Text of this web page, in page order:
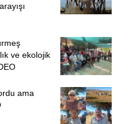
ve ekolojik
ama